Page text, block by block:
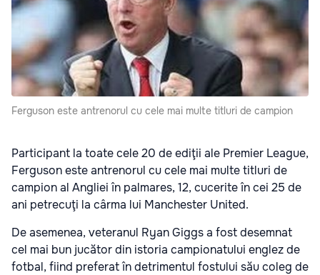
Ferguson este antrenorul cu cele mai multe titluri de campion
Participant la toate cele 20 de ediţii ale Premier League,
Ferguson este antrenorul cu cele mai multe titluri de
campion al Angliei în palmares, 12, cucerite în cei 25 de
ani petrecuţi la cârma lui Manchester United.
De asemenea, veteranul Ryan Giggs a fost desemnat
cel mai bun jucător din istoria campionatului englez de
fotbal, fiind preferat în detrimentul fostului său coleg de